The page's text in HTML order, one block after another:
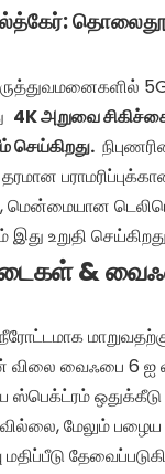
4K அறுவை
செய்கிறது.
உறுதி
&
வைஃபை 6 ஐ
ஸ்பெக்ட்ரம் ஒதுக்கீடு
மேலும்